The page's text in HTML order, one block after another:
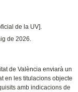
de la UV].
de 2026.
de València enviarà un
en les titulacions objecte
amb indicacions de